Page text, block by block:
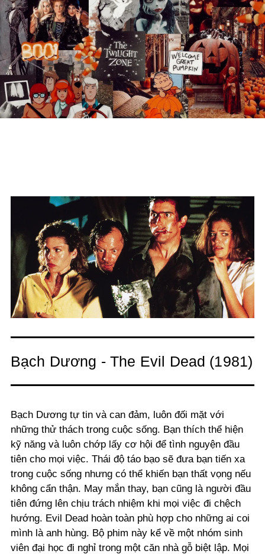
Bạch Dương - The Evil Dead (1981)
Bạch Dương tự tin và can đảm, luôn đối mặt với
những thử thách trong cuộc sống. Bạn thích thể hiện
kỹ năng và luôn chớp lấy cơ hội để tình nguyện đầu
tiên cho mọi việc. Thái độ táo bạo sẽ đưa bạn tiến xa
trong cuộc sống nhưng có thể khiến bạn thất vọng nếu
không cẩn thận. May mắn thay, bạn cũng là người đầu
tiên đứng lên chịu trách nhiệm khi mọi việc đi chệch
hướng. Evil Dead hoàn toàn phù hợp cho những ai coi
mình là anh hùng. Bộ phim này kể về một nhóm sinh
viên đại học đi nghỉ trong một căn nhà gỗ biệt lập. Mọi